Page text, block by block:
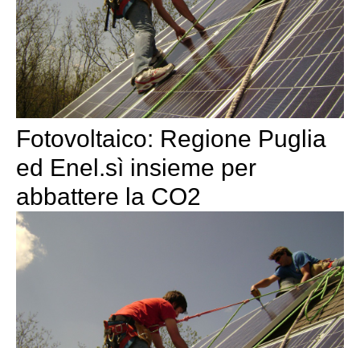
Fotovoltaico: Regione Puglia
ed Enel.sì insieme per
abbattere la CO2